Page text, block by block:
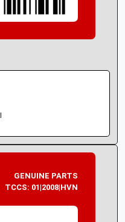
GENUINE PARTS
TCCS: 01|2008|HVN